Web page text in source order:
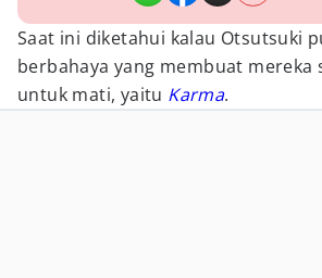
Saat ini diketahui kalau Otsutsuki
berbahaya yang membuat mereka
untuk mati, yaitu Karma.